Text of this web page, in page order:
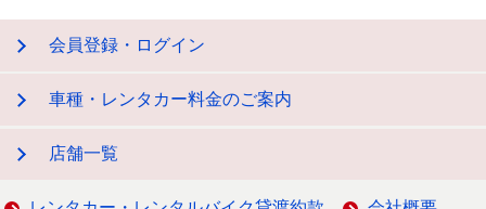
会員登録・ログイン
車種・レンタカー料金のご案内
店舗一覧